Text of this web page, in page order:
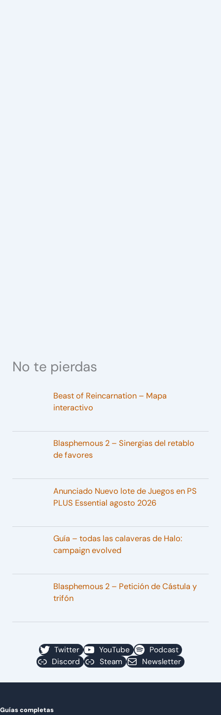
No te pierdas
Beast of Reincarnation – Mapa
interactivo
Blasphemous 2 – Sinergias del retablo
de favores
Anunciado Nuevo lote de Juegos en PS
PLUS Essential agosto 2026
Guía – todas las calaveras de Halo:
campaign evolved
Blasphemous 2 – Petición de Cástula y
trifón
Twitter YouTube
Podcast
Discord
Steam Newsletter
Guías completas